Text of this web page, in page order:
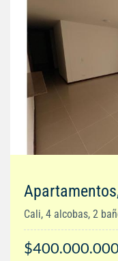
Cali, 4 alcobas, 2
$400.000.000